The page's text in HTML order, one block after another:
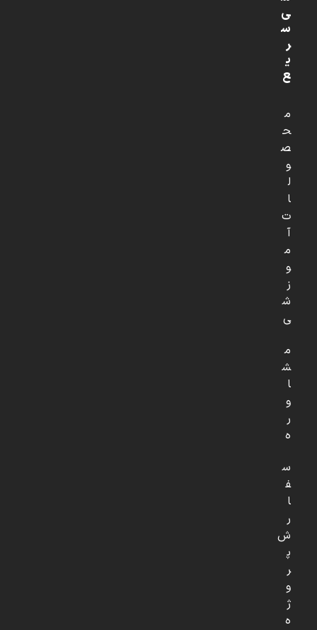
ی
س
ر
ی
ع
م
ح
ص
و
ل
ا
ت
آ
م
و
ز
ش
ی
م
ش
ا
و
ر
ه
س
ف
ا
ر
ش
پ
ر
و
ژ
ه